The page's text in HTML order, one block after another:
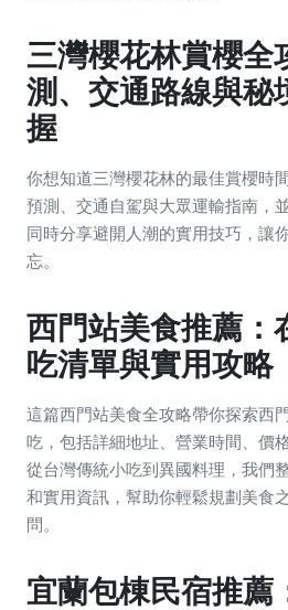
三灣櫻花林賞櫻全
測、交通路線與秘
握
你想知道三灣櫻花林的最佳賞櫻時
預測、交通自駕與大眾運輸指南，
同時分享避開人潮的實用技巧，讓
忘。
西門站美食推薦：
吃清單與實用攻略
這篇西門站美食全攻略帶你探索西
吃，包括詳細地址、營業時間、價
從台灣傳統小吃到異國料理，我們
和實用資訊，幫助你輕鬆規劃美食
問。
宜蘭包棟民宿推薦